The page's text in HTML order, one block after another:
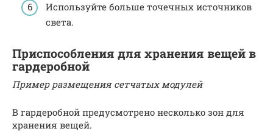
Используйте больше точечных источников
света.
Приспособления для хранения вещей в
гардеробной
Пример размещения сетчатых модулей
В гардеробной предусмотрено несколько зон для
хранения вещей.